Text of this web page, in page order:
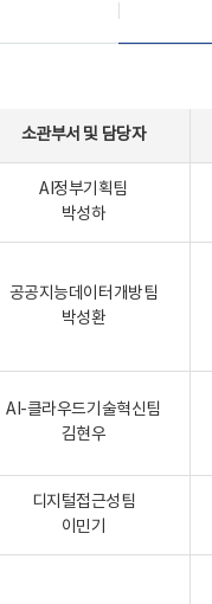
소관부서 및 담당자
AI정부기획팀
박성하
공공지능데이터개방팀
박성환
AI-클라우드기술혁신팀
김현우
디지털접근성팀
이민기